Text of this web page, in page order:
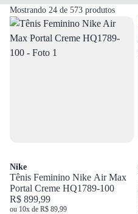
Mostrando 24 de 573 produtos
Nike
Tênis Feminino Nike Air Max
Portal Creme HQ1789-100
R$ 899,99
ou 10x de R$ 89,99